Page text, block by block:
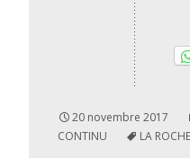
20 novembre 2017
CONTINU
LA